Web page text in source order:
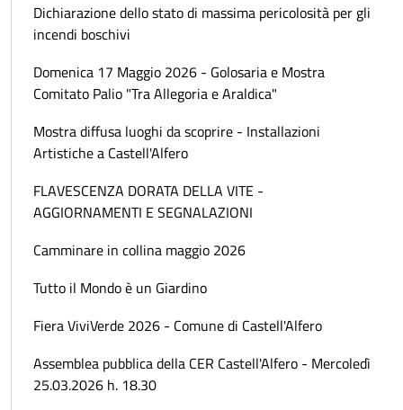
Dichiarazione dello stato di massima pericolosità per gli
incendi boschivi
Domenica 17 Maggio 2026 - Golosaria e Mostra
Comitato Palio "Tra Allegoria e Araldica"
Mostra diffusa luoghi da scoprire - Installazioni
Artistiche a Castell'Alfero
FLAVESCENZA DORATA DELLA VITE -
AGGIORNAMENTI E SEGNALAZIONI
Camminare in collina maggio 2026
Tutto il Mondo è un Giardino
Fiera ViviVerde 2026 - Comune di Castell'Alfero
Assemblea pubblica della CER Castell'Alfero - Mercoledì
25.03.2026 h. 18.30